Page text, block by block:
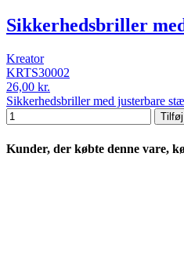
Sikkerhedsbriller
Kreator
KRTS30002
26,00 kr.
Sikkerhedsbriller med justerbare
Kunder, der købte denne vare,